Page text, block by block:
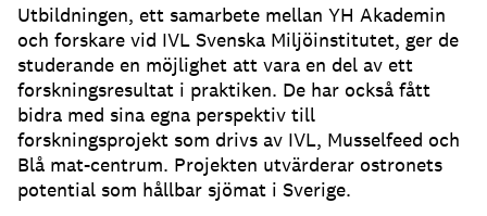
Utbildningen, ett samarbete mellan YH Akademin
och forskare vid IVL Svenska Miljöinstitutet, ger de
studerande en möjlighet att vara en del av ett
forskningsresultat i praktiken. De har också fått
bidra med sina egna perspektiv till
forskningsprojekt som drivs av IVL, Musselfeed och
Blå mat-centrum. Projekten utvärderar ostronets
potential som hållbar sjömat i Sverige.